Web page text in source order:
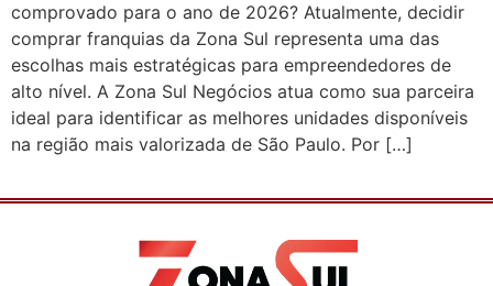
comprovado para o ano de 2026? Atualmente, decidir
comprar franquias da Zona Sul representa uma das
escolhas mais estratégicas para empreendedores de
alto nível. A Zona Sul Negócios atua como sua parceira
ideal para identificar as melhores unidades disponíveis
na região mais valorizada de São Paulo. Por […]